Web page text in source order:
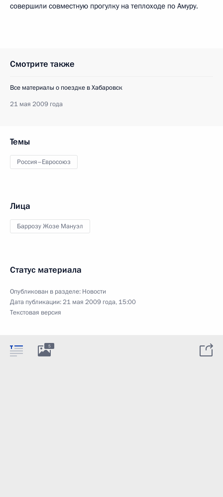
совершили совместную прогулку на теплоходе по Амуру.
Смотрите также
Все материалы о поездке в Хабаровск
21 мая 2009 года
Темы
Россия–Евросоюз
Лица
Баррозу Жозе Мануэл
Статус материала
Опубликован в разделе: Новости
Дата публикации:21 мая 2009 года, 15:00
Текстовая версия
5